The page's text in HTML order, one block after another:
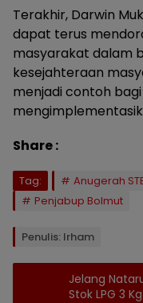
Terakhir, Darwin
dapat terus
masyarakat dalam
kesejahteraan
menjadi contoh
Share :
Tag: Anugerah
Penjabup Bolmut
Penulis: Irham
Jelang
Stok LPG 3